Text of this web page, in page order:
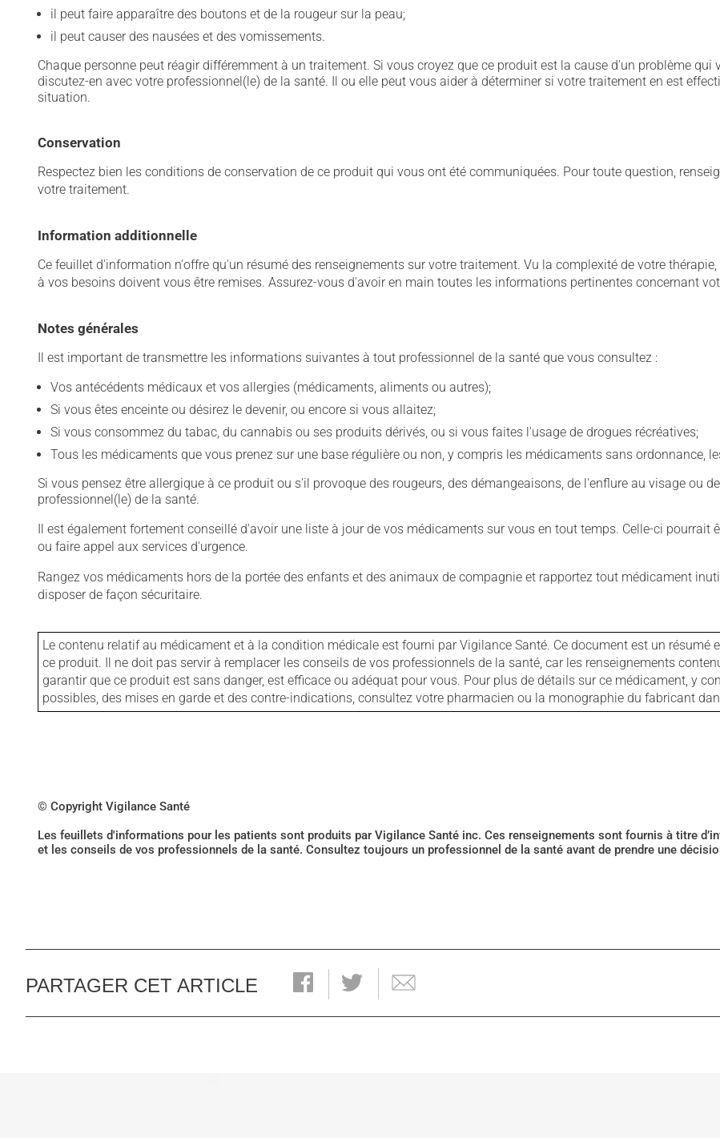
il peut faire apparaître des boutons et de la rougeur sur la peau;
il peut causer des nausées et des vomissements.
Chaque personne peut réagir différemment à un traitement. Si vous croyez que ce produit est la cause d'un problème
discutez-en avec votre professionnel(le) de la santé. Il ou elle peut vous aider à déterminer si votre traitement en est
situation.
Conservation
Respectez bien les conditions de conservation de ce produit qui vous ont été communiquées. Pour toute question,
votre traitement.
Information additionnelle
Ce feuillet d'information n'offre qu'un résumé des renseignements sur votre traitement. Vu la complexité de votre
à vos besoins doivent vous être remises. Assurez-vous d'avoir en main toutes les informations pertinentes concernant
Notes générales
Il est important de transmettre les informations suivantes à tout professionnel de la santé que vous consultez :
Vos antécédents médicaux et vos allergies (médicaments, aliments ou autres);
Si vous êtes enceinte ou désirez le devenir, ou encore si vous allaitez;
Si vous consommez du tabac, du cannabis ou ses produits dérivés, ou si vous faites l'usage de drogues récréatives;
Tous les médicaments que vous prenez sur une base régulière ou non, y compris les médicaments sans ordonnance,
Si vous pensez être allergique à ce produit ou s'il provoque des rougeurs, des démangeaisons, de l'enflure au visage ou
professionnel(le) de la santé.
Il est également fortement conseillé d'avoir une liste à jour de vos médicaments sur vous en tout temps. Celle-ci pourrait
ou faire appel aux services d'urgence.
Rangez vos médicaments hors de la portée des enfants et des animaux de compagnie et rapportez tout médicament
disposer de façon sécuritaire.
Le contenu relatif au médicament et à la condition médicale est fourni par Vigilance Santé. Ce document est un
ce produit. Il ne doit pas servir à remplacer les conseils de vos professionnels de la santé, car les renseignements
garantir que ce produit est sans danger, est efficace ou adéquat pour vous. Pour plus de détails sur ce médicament, y
possibles, des mises en garde et des contre-indications, consultez votre pharmacien ou la monographie du fabricant
© Copyright Vigilance Santé
Les feuillets d'informations pour les patients sont produits par Vigilance Santé inc. Ces renseignements sont fournis à titre
et les conseils de vos professionnels de la santé. Consultez toujours un professionnel de la santé avant de prendre une
PARTAGER CET ARTICLE